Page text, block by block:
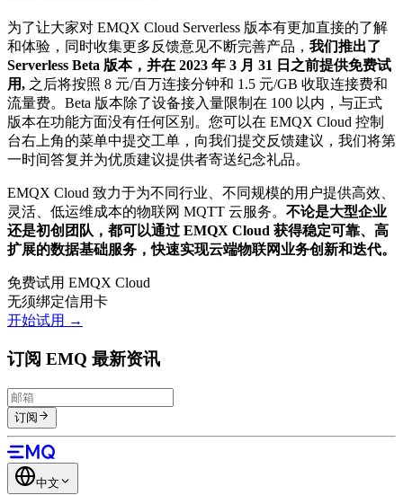
为了让大家对 EMQX Cloud Serverless 版本有更加直接的了解
和体验，同时收集更多反馈意见不断完善产品， 我们推出了
Serverless Beta 版本，并在 2023 年 3 月 31 日之前提供免费试
用, 之后将按照 8 元/百万连接分钟和 1.5 元/GB 收取连接费和
流量费。Beta 版本除了设备接入量限制在 100 以内，与正式
版本在功能方面没有任何区别。您可以在 EMQX Cloud 控制
台右上角的菜单中提交工单，向我们提交反馈建议，我们将第
一时间答复并为优质建议提供者寄送纪念礼品。
EMQX Cloud 致力于为不同行业、不同规模的用户提供高效、
灵活、低运维成本的物联网 MQTT 云服务。 不论是大型企业
还是初创团队，都可以通过 EMQX Cloud 获得稳定可靠、高
扩展的数据基础服务，快速实现云端物联网业务创新和迭代。
免费试用 EMQX Cloud
无须绑定信用卡
开始试用 →
订阅 EMQ 最新资讯
订阅
中文